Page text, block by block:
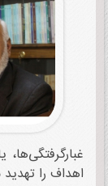
اهداف را تهدید